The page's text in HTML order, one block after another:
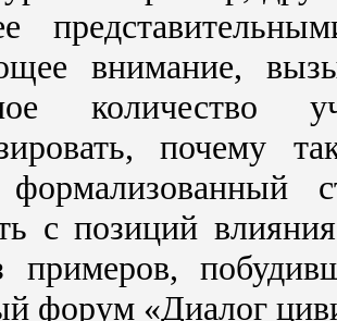
внимание,
количество
почему
с позиций
форум «Диалог